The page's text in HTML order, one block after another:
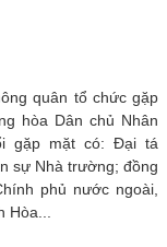
quân tổ chức gặp
hòa Dân chủ Nhân
gặp mặt có: Đại tá
sự Nhà trường; đồng
phủ nước ngoài,
Hòa...